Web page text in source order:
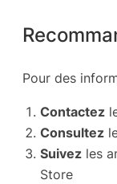
Pour des
Contactez
Consultez
Suivez les
Store